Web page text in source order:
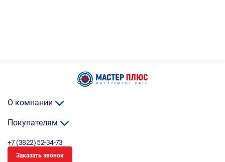
О компании
Покупателям
+7 (3822) 52-34-73
Заказать звонок